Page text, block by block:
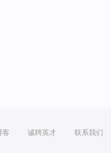
客 诚聘英才 联系我们